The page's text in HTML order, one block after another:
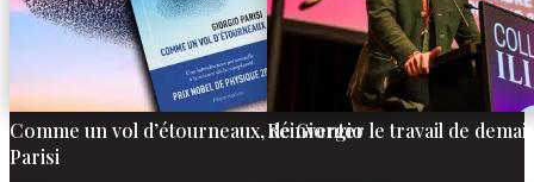
Comme un vol d’étourneaux, de Giorgio
Parisi
Réinventer le travail de